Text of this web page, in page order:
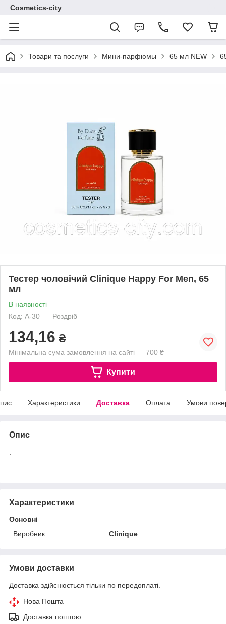
Cosmetics-city
Товари та послуги Мини-парфюмы 65 мл NEW
Тестер чоловічий Clinique Happy For Men, 65
мл
В наявності
Код: A-30
Роздріб
134,16 ₴
Мінімальна сума замовлення на сайті — 700 ₴
Купити
Характеристики Доставка Оплата Умови
Опис
Характеристики
Основні
Виробник
Clinique
Умови доставки
Доставка здійснюється тільки по передоплаті.
Нова Пошта
Доставка поштою